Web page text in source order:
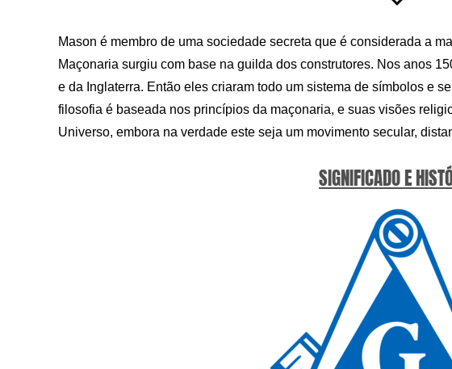
Mason é membro de uma sociedade secreta que é considerada a
Maçonaria surgiu com base na guilda dos construtores. Nos anos
e da Inglaterra. Então eles criaram todo um sistema de símbolos e
filosofia é baseada nos princípios da maçonaria, e suas visões
Universo, embora na verdade este seja um movimento secular,
SIGNIFICADO E